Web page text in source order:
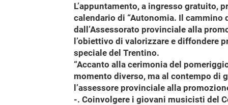
L’appuntamento, a ingresso gratuito,
calendario di “Autonomia. Il cammino
dall’Assessorato provinciale alla
l’obiettivo di valorizzare e diffondere
speciale del Trentino.
“Accanto alla cerimonia del
momento diverso, ma al contempo di
l’assessore provinciale alla
-. Coinvolgere i giovani musicisti del